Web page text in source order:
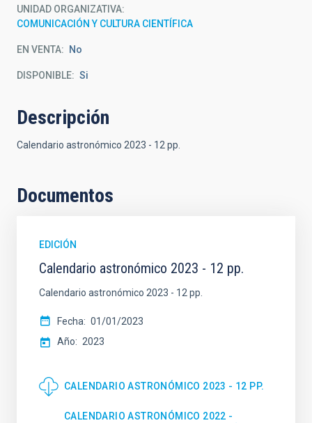
UNIDAD ORGANIZATIVA
COMUNICACIÓN Y CULTURA CIENTÍFICA
EN VENTA No
DISPONIBLE Si
Descripción
Calendario astronómico 2023 - 12 pp.
Documentos
EDICIÓN
Calendario astronómico 2023 - 12 pp.
Calendario astronómico 2023 - 12 pp.
Fecha
01/01/2023
Año
2023
CALENDARIO ASTRONÓMICO 2023 - 12 PP.
CALENDARIO ASTRONÓMICO 2022 -